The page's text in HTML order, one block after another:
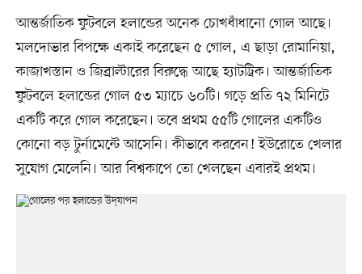
আন্তর্জাতিক ফুটবলে হলান্ডের অনেক চোখধাঁধানো গোল আছে।
মলদোভার বিপক্ষে একাই করেছেন ৫ গোল, এ ছাড়া রোমানিয়া,
কাজাখস্তান ও জিব্রাল্টারের বিরুদ্ধে আছে হ্যাটট্রিক। আন্তর্জাতিক
ফুটবলে হলান্ডের গোল ৫৩ ম্যাচে ৬০টি। গড়ে প্রতি ৭২ মিনিটে
একটি করে গোল করেছেন। তবে প্রথম ৫৫টি গোলের একটিও
কোনো বড় টুর্নামেন্টে আসেনি। কীভাবে করবেন! ইউরোতে খেলার
সুযোগ মেলেনি। আর বিশ্বকাপে তো খেলছেন এবারই প্রথম।